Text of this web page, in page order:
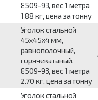
8509-93, вес 1 метра
1.88 кг, цена за тонну
Уголок стальной
45x45x4 мм,
равнополочный,
горячекатаный,
8509-93, вес 1 метра
2.70 кг, цена за тонну
Уголок стальной